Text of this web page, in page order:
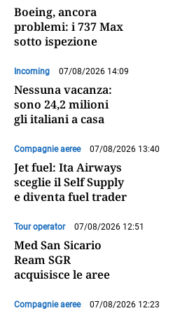
Boeing, ancora
problemi: i 737 Max
sotto ispezione
Incoming 07/08/2026 14:09
Nessuna vacanza:
sono 24,2 milioni
gli italiani a casa
Compagnie aeree 07/08/2026 13:40
Jet fuel: Ita Airways
sceglie il Self Supply
e diventa fuel trader
Tour operator 07/08/2026 12:51
Med San Sicario
Ream SGR
acquisisce le aree
Compagnie aeree 07/08/2026 12:23